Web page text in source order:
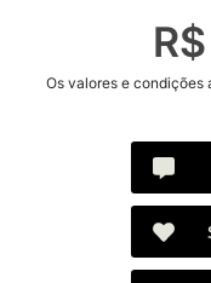
Os valores e condições